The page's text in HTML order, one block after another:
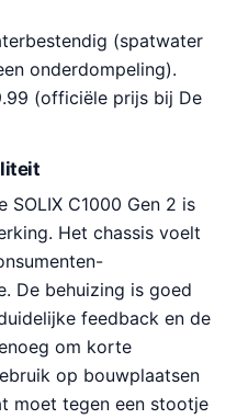
(spatwater
onderdompeling).
(officiële prijs bij De
C1000 Gen 2 is
Het chassis voelt
De behuizing is goed
feedback en de
om korte
op bouwplaatsen
moet tegen een stootje